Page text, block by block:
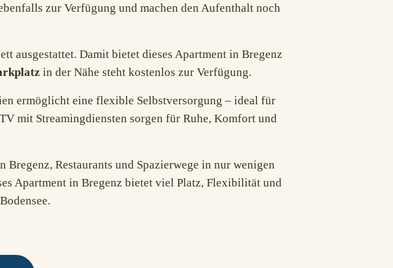
zur Verfügung und machen den Aufenthalt noch
ausgestattet. Damit bietet dieses Apartment in Bregenz
in der Nähe steht kostenlos zur Verfügung.
ermöglicht eine flexible Selbstversorgung – ideal für
mit Streamingdiensten sorgen für Ruhe, Komfort und
Restaurants und Spazierwege in nur wenigen
Apartment in Bregenz bietet viel Platz, Flexibilität und